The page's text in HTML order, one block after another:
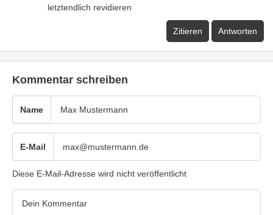
letztendlich revidieren
Zitieren Antworten
Kommentar schreiben
Name
E-Mail
Diese E-Mail-Adresse wird nicht veröffentlicht